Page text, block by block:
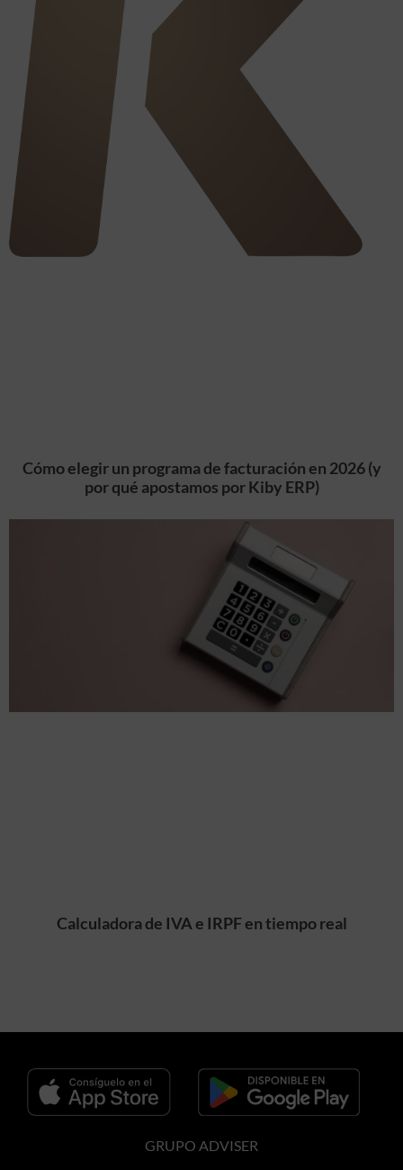
Cómo elegir un programa de facturación en 2026 (y
por qué apostamos por Kiby ERP)
Calculadora de IVA e IRPF en tiempo real
GRUPO ADVISER